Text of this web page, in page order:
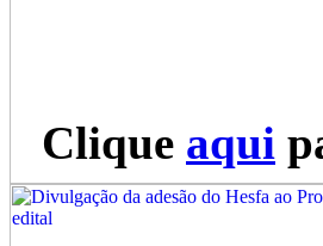
Clique aqui